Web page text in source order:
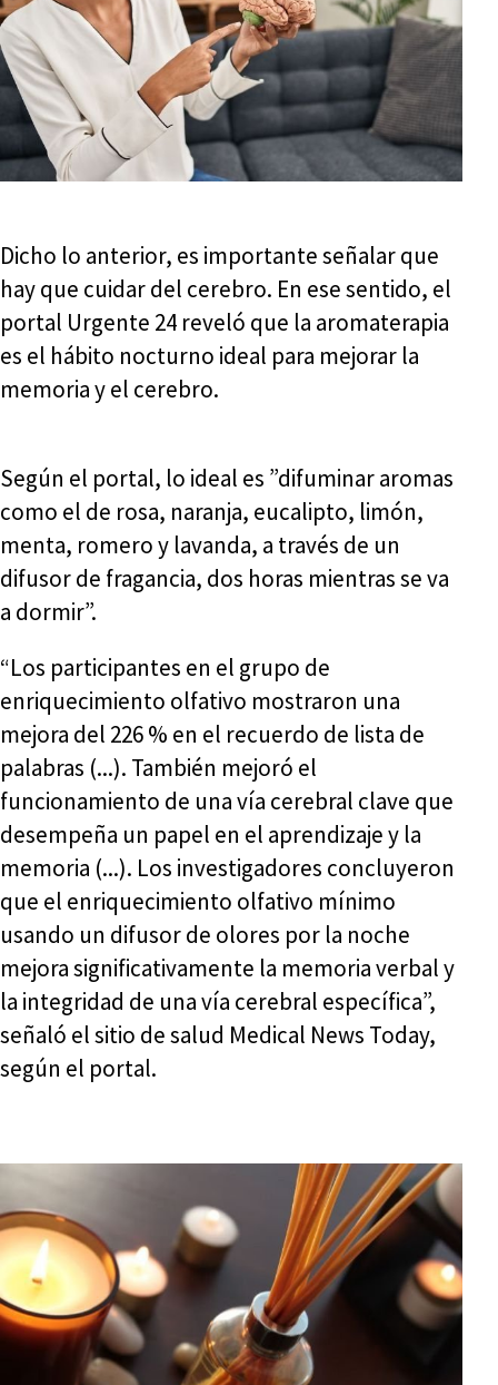
Dicho lo anterior, es importante señalar que
hay que cuidar del cerebro. En ese sentido, el
portal Urgente 24 reveló que la aromaterapia
es el hábito nocturno ideal para mejorar la
memoria y el cerebro.
Según el portal, lo ideal es ”difuminar aromas
como el de rosa, naranja, eucalipto, limón,
menta, romero y lavanda, a través de un
difusor de fragancia, dos horas mientras se va
a dormir”.
“Los participantes en el grupo de
enriquecimiento olfativo mostraron una
mejora del 226 % en el recuerdo de lista de
palabras (...). También mejoró el
funcionamiento de una vía cerebral clave que
desempeña un papel en el aprendizaje y la
memoria (...). Los investigadores concluyeron
que el enriquecimiento olfativo mínimo
usando un difusor de olores por la noche
mejora significativamente la memoria verbal y
la integridad de una vía cerebral específica”,
señaló el sitio de salud Medical News Today,
según el portal.